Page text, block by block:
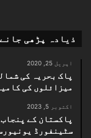
ذیادہ پڑھی
اپریل 25, 2020
پاک بحریہ کی
میزائلوں کی
اکتوبر 5, 2023
پاکستان کے
سٹینفورڈ